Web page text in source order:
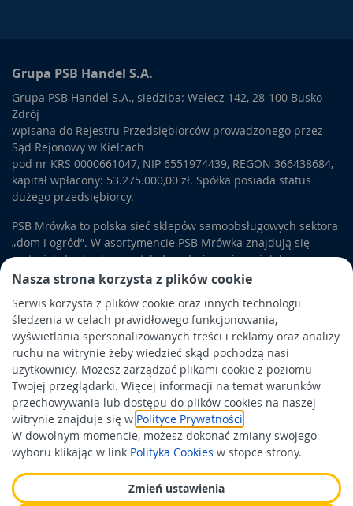
Nasza strona korzysta z plików cookie
Serwis korzysta z plików cookie oraz innych technologii
śledzenia w celach prawidłowego funkcjonowania,
wyświetlania spersonalizowanych treści i reklamy oraz analizy
ruchu na witrynie żeby wiedzieć skąd pochodzą nasi
użytkownicy. Możesz zarządzać plikami cookie z poziomu
Twojej przeglądarki. Więcej informacji na temat warunków
przechowywania lub dostępu do plików cookies na naszej
witrynie znajduje się w Polityce Prywatności
W dowolnym momencie, możesz dokonać zmiany swojego
wyboru klikając w link Polityka Cookies w stopce strony.
Zmień ustawienia
Grupa PSB Handel S.A.
Grupa PSB Handel S.A., siedziba: Wełecz 142, 28-100 Busko-
Zdrój
wpisana do Rejestru Przedsiębiorców prowadzonego przez
Sąd Rejonowy w Kielcach
pod nr KRS 0000661047, NIP 6551974439, REGON 366438684,
kapitał wpłacony: 53.275.000,00 zł. Spółka posiada status
dużego przedsiębiorcy.
PSB Mrówka to polska sieć sklepów samoobsługowych sektora
„dom i ogród”. W asortymencie PSB Mrówka znajdują się
materiały budowlane, artykuły wykończeniowe i dekoracyjne,
wyposażenie łazienek i kuchni, elektronarzędzia, a także
artykuły związane z ogrodem i otoczeniem domu.
Obowiązek informacyjny
Polityka prywatności
Polityka Cookies
Odbiór zużytego sprzętu
Wspierają nas: